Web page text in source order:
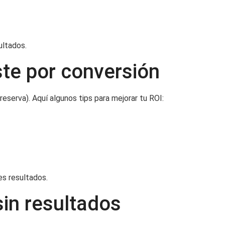
por conversión
Aquí algunos tips para mejorar tu ROI:
resultados.
resultados